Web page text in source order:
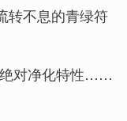
转不息的青绿符
对净化特性……